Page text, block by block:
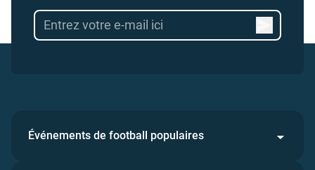
Événements de football populaires